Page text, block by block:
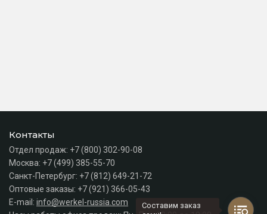
Контакты
Отдел продаж: +7 (800) 302-90-08
Москва: +7 (499) 385-55-70
Санкт-Петербург: +7 (812) 649-21-72
Оптовые заказы: +7 (921) 366-05-43
E-mail: info@werkel-russia.com
Составим заказ